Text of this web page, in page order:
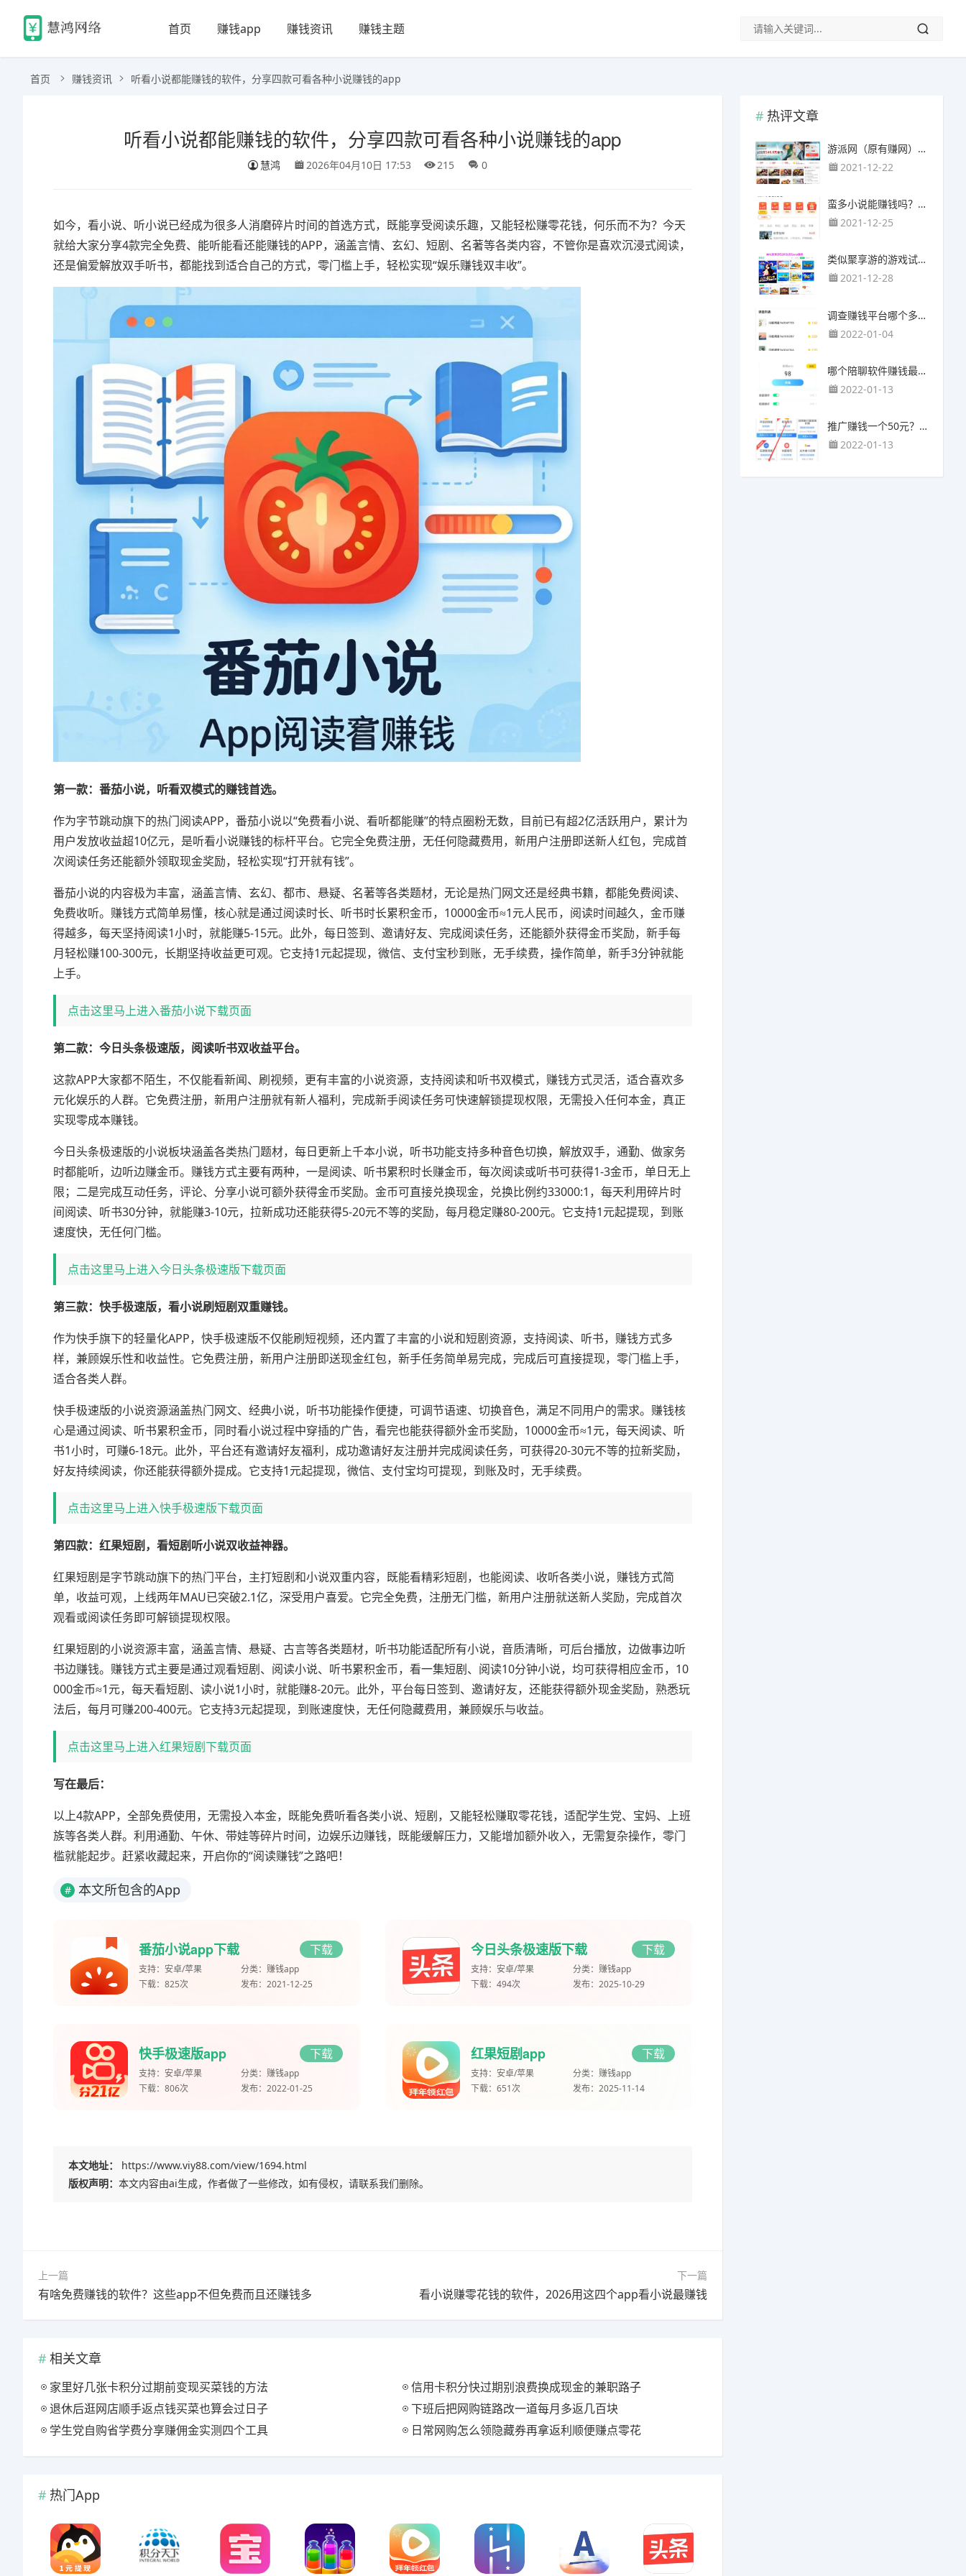
首页 赚钱app 赚钱资讯 赚钱主题
首页 赚钱资讯 听看小说都能赚钱的软件，分享四款可看各种小说赚钱的app
听看小说都能赚钱的软件，分享四款可看各种小说赚钱的app
慧鸿 2026年04月10日 17:53 215 0
如今，看小说、听小说已经成为很多人消磨碎片时间的首选方式，既能享受阅读乐趣，又能轻松赚零花钱，何乐而不为？今天
就给大家分享4款完全免费、能听能看还能赚钱的APP，涵盖言情、玄幻、短剧、名著等各类内容，不管你是喜欢沉浸式阅读，
还是偏爱解放双手听书，都能找到适合自己的方式，零门槛上手，轻松实现“娱乐赚钱双丰收”。
第一款：番茄小说，听看双模式的赚钱首选。
作为字节跳动旗下的热门阅读APP，番茄小说以“免费看小说、看听都能赚”的特点圈粉无数，目前已有超2亿活跃用户，累计为
用户发放收益超10亿元，是听看小说赚钱的标杆平台。它完全免费注册，无任何隐藏费用，新用户注册即送新人红包，完成首
次阅读任务还能额外领取现金奖励，轻松实现“打开就有钱”。
番茄小说的内容极为丰富，涵盖言情、玄幻、都市、悬疑、名著等各类题材，无论是热门网文还是经典书籍，都能免费阅读、
免费收听。赚钱方式简单易懂，核心就是通过阅读时长、听书时长累积金币，10000金币≈1元人民币，阅读时间越久，金币赚
得越多，每天坚持阅读1小时，就能赚5-15元。此外，每日签到、邀请好友、完成阅读任务，还能额外获得金币奖励，新手每
月轻松赚100-300元，长期坚持收益更可观。它支持1元起提现，微信、支付宝秒到账，无手续费，操作简单，新手3分钟就能
上手。
点击这里马上进入番茄小说下载页面
第二款：今日头条极速版，阅读听书双收益平台。
这款APP大家都不陌生，不仅能看新闻、刷视频，更有丰富的小说资源，支持阅读和听书双模式，赚钱方式灵活，适合喜欢多
元化娱乐的人群。它免费注册，新用户注册就有新人福利，完成新手阅读任务可快速解锁提现权限，无需投入任何本金，真正
实现零成本赚钱。
今日头条极速版的小说板块涵盖各类热门题材，每日更新上千本小说，听书功能支持多种音色切换，解放双手，通勤、做家务
时都能听，边听边赚金币。赚钱方式主要有两种，一是阅读、听书累积时长赚金币，每次阅读或听书可获得1-3金币，单日无上
限；二是完成互动任务，评论、分享小说可额外获得金币奖励。金币可直接兑换现金，兑换比例约33000:1，每天利用碎片时
间阅读、听书30分钟，就能赚3-10元，拉新成功还能获得5-20元不等的奖励，每月稳定赚80-200元。它支持1元起提现，到账
速度快，无任何门槛。
点击这里马上进入今日头条极速版下载页面
第三款：快手极速版，看小说刷短剧双重赚钱。
作为快手旗下的轻量化APP，快手极速版不仅能刷短视频，还内置了丰富的小说和短剧资源，支持阅读、听书，赚钱方式多
样，兼顾娱乐性和收益性。它免费注册，新用户注册即送现金红包，新手任务简单易完成，完成后可直接提现，零门槛上手，
适合各类人群。
快手极速版的小说资源涵盖热门网文、经典小说，听书功能操作便捷，可调节语速、切换音色，满足不同用户的需求。赚钱核
心是通过阅读、听书累积金币，同时看小说过程中穿插的广告，看完也能获得额外金币奖励，10000金币≈1元，每天阅读、听
书1小时，可赚6-18元。此外，平台还有邀请好友福利，成功邀请好友注册并完成阅读任务，可获得20-30元不等的拉新奖励，
好友持续阅读，你还能获得额外提成。它支持1元起提现，微信、支付宝均可提现，到账及时，无手续费。
点击这里马上进入快手极速版下载页面
第四款：红果短剧，看短剧听小说双收益神器。
红果短剧是字节跳动旗下的热门平台，主打短剧和小说双重内容，既能看精彩短剧，也能阅读、收听各类小说，赚钱方式简
单，收益可观，上线两年MAU已突破2.1亿，深受用户喜爱。它完全免费，注册无门槛，新用户注册就送新人奖励，完成首次
观看或阅读任务即可解锁提现权限。
红果短剧的小说资源丰富，涵盖言情、悬疑、古言等各类题材，听书功能适配所有小说，音质清晰，可后台播放，边做事边听
书边赚钱。赚钱方式主要是通过观看短剧、阅读小说、听书累积金币，看一集短剧、阅读10分钟小说，均可获得相应金币，10
000金币≈1元，每天看短剧、读小说1小时，就能赚8-20元。此外，平台每日签到、邀请好友，还能获得额外现金奖励，熟悉玩
法后，每月可赚200-400元。它支持3元起提现，到账速度快，无任何隐藏费用，兼顾娱乐与收益。
点击这里马上进入红果短剧下载页面
写在最后：
以上4款APP，全部免费使用，无需投入本金，既能免费听看各类小说、短剧，又能轻松赚取零花钱，适配学生党、宝妈、上班
族等各类人群。利用通勤、午休、带娃等碎片时间，边娱乐边赚钱，既能缓解压力，又能增加额外收入，无需复杂操作，零门
槛就能起步。赶紧收藏起来，开启你的“阅读赚钱”之路吧！
# 本文所包含的App
番茄小说app下载 下载
支持： 安卓/苹果 分类： 赚钱app
下载： 825次 发布： 2021-12-25
今日头条极速版下载 下载
支持： 安卓/苹果 分类： 赚钱app
下载： 494次 发布： 2025-10-29
快手极速版app 下载
支持： 安卓/苹果 分类： 赚钱app
下载： 806次 发布： 2022-01-25
红果短剧app 下载
支持： 安卓/苹果 分类： 赚钱app
下载： 651次 发布： 2025-11-14
本文地址：
https://www.viy88.com/view/1694.html
版权声明： 本文内容由ai生成，作者做了一些修改，如有侵权，请联系我们删除。
上一篇
有啥免费赚钱的软件？这些app不但免费而且还赚钱多
下一篇
看小说赚零花钱的软件，2026用这四个app看小说最赚钱
相关文章
家里好几张卡积分过期前变现买菜钱的方法
信用卡积分快过期别浪费换成现金的兼职路子
退休后逛网店顺手返点钱买菜也算会过日子
下班后把网购链路改一道每月多返几百块
学生党自购省学费分享赚佣金实测四个工具
日常网购怎么领隐藏券再拿返利顺便赚点零花
热门App
热评文章
游派网（原有赚网），主要以试玩游戏赚钱为主
2021-12-22
蛮多小说能赚钱吗？送的100元能提现靠谱吗？
2021-12-25
类似聚享游的游戏试玩app（平台）推荐
2021-12-28
调查赚钱平台哪个多？哪个调查网站正规靠谱？
2022-01-04
哪个陪聊软件赚钱最快？目前陪人聊天可以挣钱的app推荐
2022-01-13
推广赚钱一个50元？我这个一个最高可以赚500元
2022-01-13